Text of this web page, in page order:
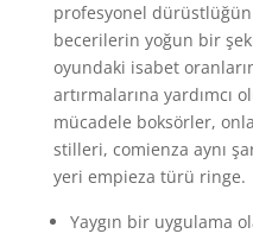
profesyonel
becerilerin yoğun bir
oyundaki isabet
artırmalarına yardımcı
mücadele boksörler,
stilleri, comienza aynı
yeri empieza türü ringe.
Yaygın bir uygulama